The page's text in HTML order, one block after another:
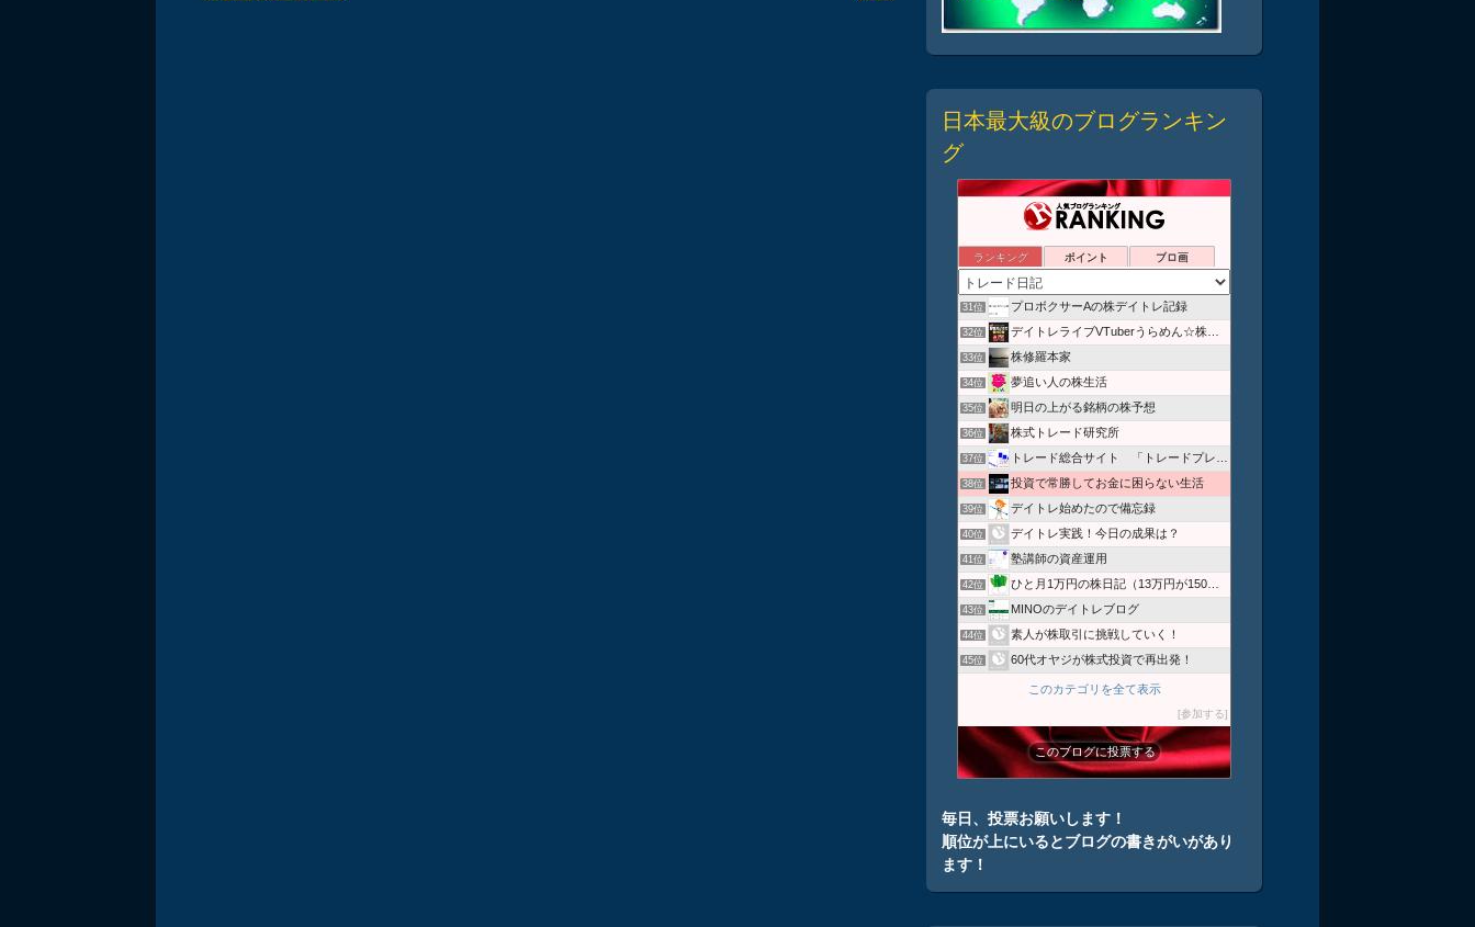
日本最大級のブログランキン
グ
ランキング ポイント ブロ画
31位 プロボクサーAの株デイトレ記録
32位 デイトレライブVTuberうらめん☆株のザラバどうでSHOW
33位 株修羅本家
34位 夢追い人の株生活
35位 明日の上がる銘柄の株予想
36位 株式トレード研究所
37位 トレード総合サイト 「トレードプレス」
38位 投資で常勝してお金に困らない生活
39位 デイトレ始めたので備忘録
40位 デイトレ実践！今日の成果は？
41位 塾講師の資産運用
42位 ひと月1万円の株日記（13万円が150万円に！）
43位 MINOのデイトレブログ
44位 素人が株取引に挑戦していく！
45位 60代オヤジが株式投資で再出発！
このカテゴリを全て表示
参加する
このブログに投票する
毎日、投票お願いします！
順位が上にいるとブログの書きがいがあり
ます！